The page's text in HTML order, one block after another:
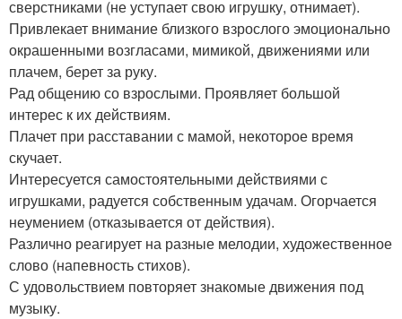
сверстниками (не уступает свою игрушку, отнимает).
Привлекает внимание близкого взрослого эмоционально
окрашенными возгласами, мимикой, движениями или
плачем, берет за руку.
Рад общению со взрослыми. Проявляет большой
интерес к их действиям.
Плачет при расставании с мамой, некоторое время
скучает.
Интересуется самостоятельными действиями с
игрушками, радуется собственным удачам. Огорчается
неумением (отказывается от действия).
Различно реагирует на разные мелодии, художественное
слово (напевность стихов).
С удовольствием повторяет знакомые движения под
музыку.